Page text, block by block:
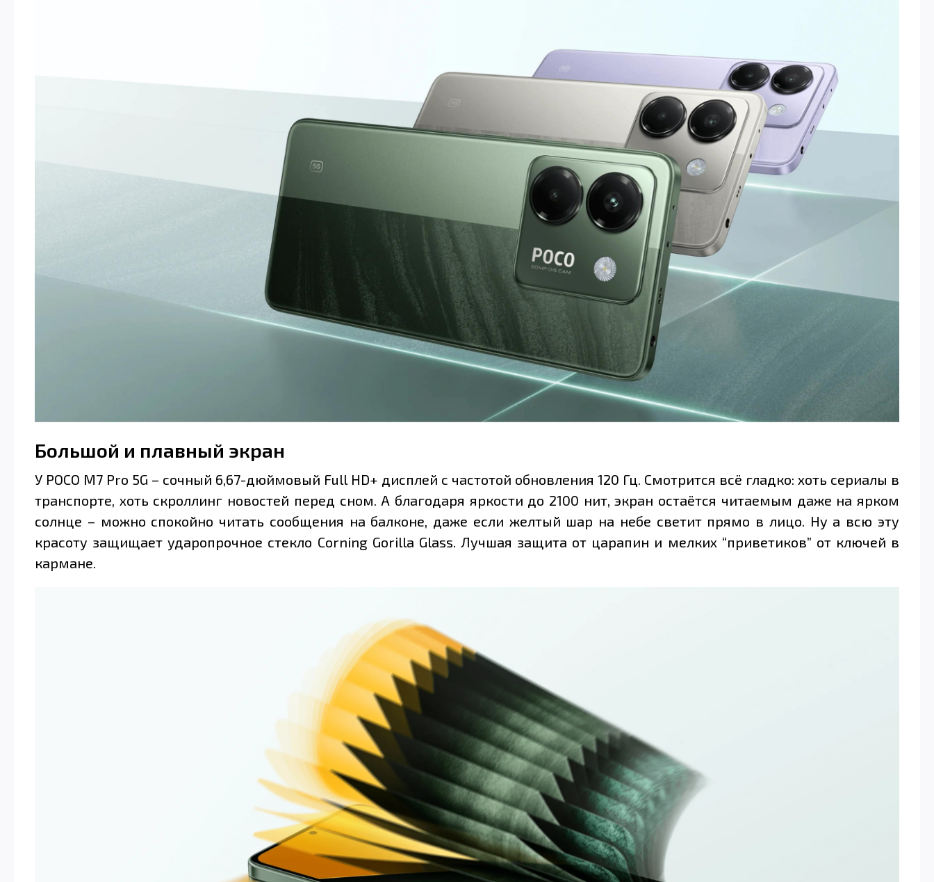
Большой и плавный экран
У POCO M7 Pro 5G – сочный 6,67-дюймовый Full HD+ дисплей с частотой обновления 120 Гц. Смотрится всё гладко: хоть сериалы в
транспорте, хоть скроллинг новостей перед сном. А благодаря яркости до 2100 нит, экран остаётся читаемым даже на ярком
солнце – можно спокойно читать сообщения на балконе, даже если желтый шар на небе светит прямо в лицо. Ну а всю эту
красоту защищает ударопрочное стекло Corning Gorilla Glass. Лучшая защита от царапин и мелких “приветиков” от ключей в
кармане.